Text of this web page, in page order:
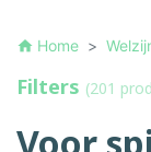
home Home
Filters (201